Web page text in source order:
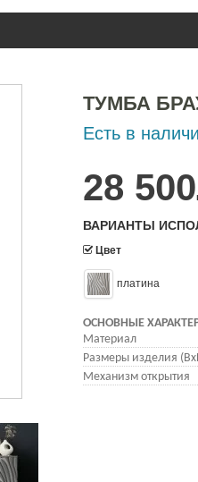
ТУМБА
Есть в
28 500
ВАРИАНТЫ
Цвет
платина
ОСНОВНЫЕ
Материал
Размеры изделия
Механизм открытия